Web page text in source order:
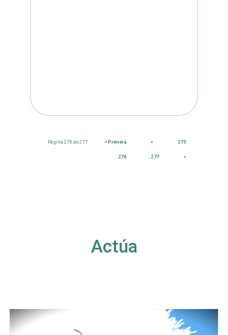
Página 276 de 277 « Primera « 275
276 277 »
Actúa